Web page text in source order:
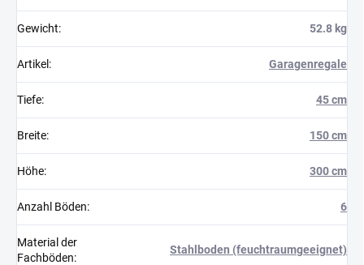
Gewicht: 52.8 kg
Artikel : Garagenregale
Tiefe: 45 cm
Breite: 150 cm
Höhe: 300 cm
Anzahl Böden: 6
Material der
Fachböden:
Stahlboden (feuchtraumgeeignet)